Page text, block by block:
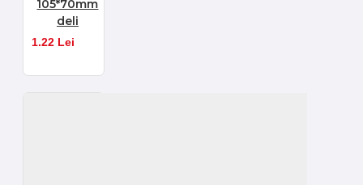
105*70mm
deli
1.22 Lei